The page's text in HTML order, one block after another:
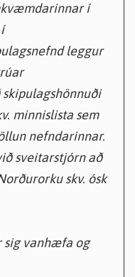
í
leggur
minnislista sem
nefndarinnar.
sveitarstjórn að
skv. ósk
sig vanhæfa og